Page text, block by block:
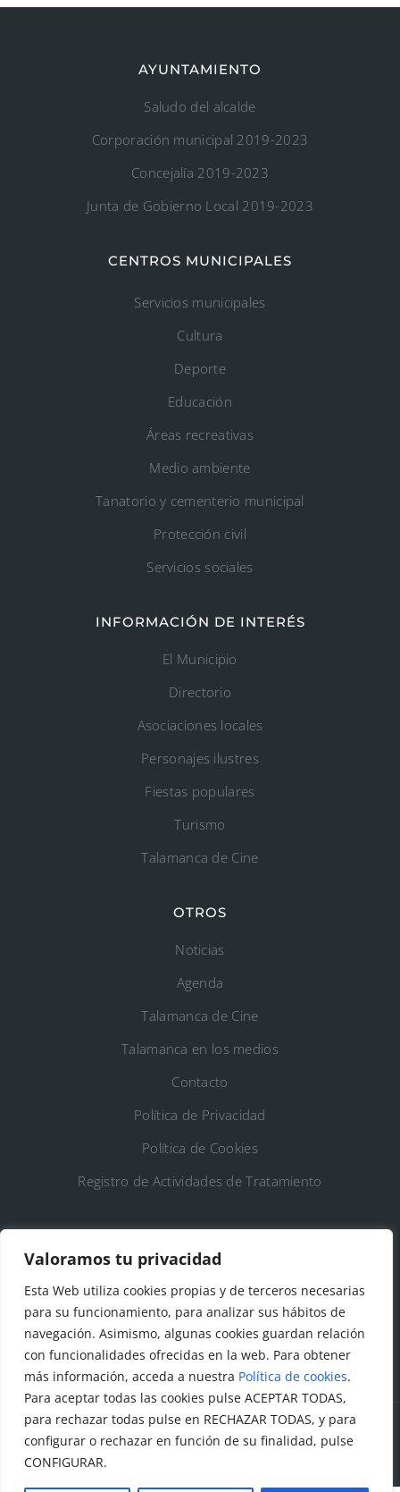
Valoramos tu privacidad
Esta Web utiliza cookies propias y de terceros necesarias
para su funcionamiento, para analizar sus hábitos de
navegación. Asimismo, algunas cookies guardan relación
con funcionalidades ofrecidas en la web. Para obtener
más información, acceda a nuestra Política de cookies.
Para aceptar todas las cookies pulse ACEPTAR TODAS,
para rechazar todas pulse en RECHAZAR TODAS, y para
configurar o rechazar en función de su finalidad, pulse
CONFIGURAR.
AYUNTAMIENTO
Saludo del alcalde
Corporación municipal 2019-2023
Concejalía 2019-2023
Junta de Gobierno Local 2019-2023
CENTROS MUNICIPALES
Servicios municipales
Cultura
Deporte
Educación
Áreas recreativas
Medio ambiente
Tanatorio y cementerio municipal
Protección civil
Servicios sociales
INFORMACIÓN DE INTERÉS
El Municipio
Directorio
Asociaciones locales
Personajes ilustres
Fiestas populares
Turismo
Talamanca de Cine
OTROS
Noticias
Agenda
Talamanca de Cine
Talamanca en los medios
Contacto
Política de Privacidad
Política de Cookies
Registro de Actividades de Tratamiento
Ayto. de Talamanca de Jarama
C/Fuente del Arca, 19 28160 Talamanca de
Jarama (Madrid)
© Todos los derechos reservados. Ayuntamiento Talamanca
de Jarama Diseñado y creado por